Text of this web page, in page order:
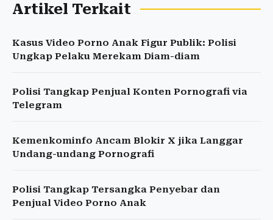
Artikel Terkait
Kasus Video Porno Anak Figur Publik: Polisi
Ungkap Pelaku Merekam Diam-diam
Polisi Tangkap Penjual Konten Pornografi via
Telegram
Kemenkominfo Ancam Blokir X jika Langgar
Undang-undang Pornografi
Polisi Tangkap Tersangka Penyebar dan
Penjual Video Porno Anak